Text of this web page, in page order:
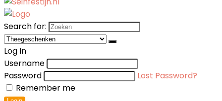
Search for:
Log In
Username
Password
Lost Password?
Remember me